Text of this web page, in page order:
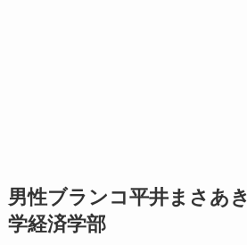
男性ブランコ平井まさあ
学経済学部